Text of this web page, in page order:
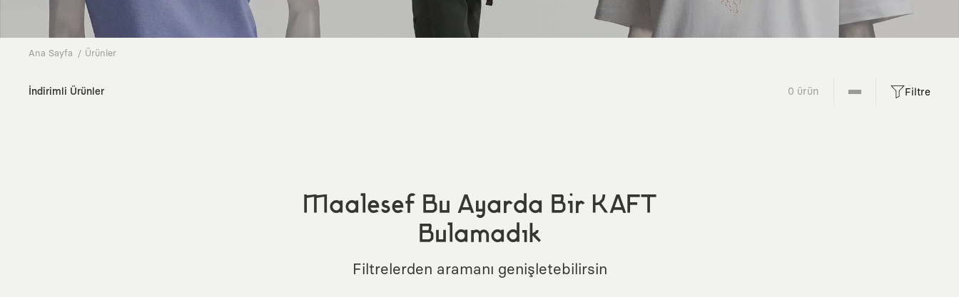
Ana Sayfa Ürünler
İndirimli Ürünler 0 ürün Filtre
Maalesef Bu Ayarda Bir KAFT
Bulamadık
Filtrelerden aramanı genişletebilirsin